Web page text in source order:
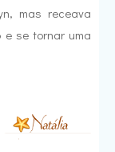
mas receava
e se tornar uma